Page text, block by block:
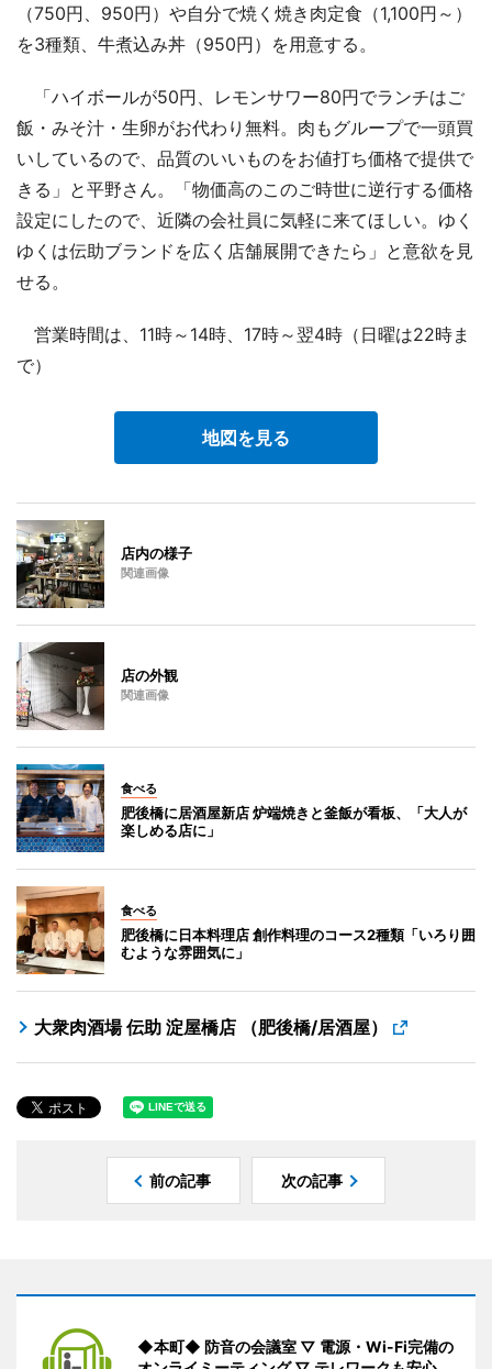
（750円、950円）や自分で焼く焼き肉定食（1,100円～）
を3種類、牛煮込み丼（950円）を用意する。
「ハイボールが50円、レモンサワー80円でランチはご
飯・みそ汁・生卵がお代わり無料。肉もグループで一頭買
いしているので、品質のいいものをお値打ち価格で提供で
きる」と平野さん。「物価高のこのご時世に逆行する価格
設定にしたので、近隣の会社員に気軽に来てほしい。ゆく
ゆくは伝助ブランドを広く店舗展開できたら」と意欲を見
せる。
営業時間は、11時～14時、17時～翌4時（日曜は22時ま
で）
地図を見る
店内の様子
関連画像
店の外観
関連画像
食べる
肥後橋に居酒屋新店 炉端焼きと釜飯が看板、「大人が
楽しめる店に」
食べる
肥後橋に日本料理店 創作料理のコース2種類「いろり囲
むような雰囲気に」
大衆肉酒場 伝助 淀屋橋店 （肥後橋/居酒屋）
前の記事 次の記事
◆本町◆ 防音の会議室 ▽ 電源・Wi-Fi完備の